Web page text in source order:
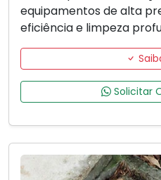
equipamentos de alta
eficiência e limpeza
Solicitar